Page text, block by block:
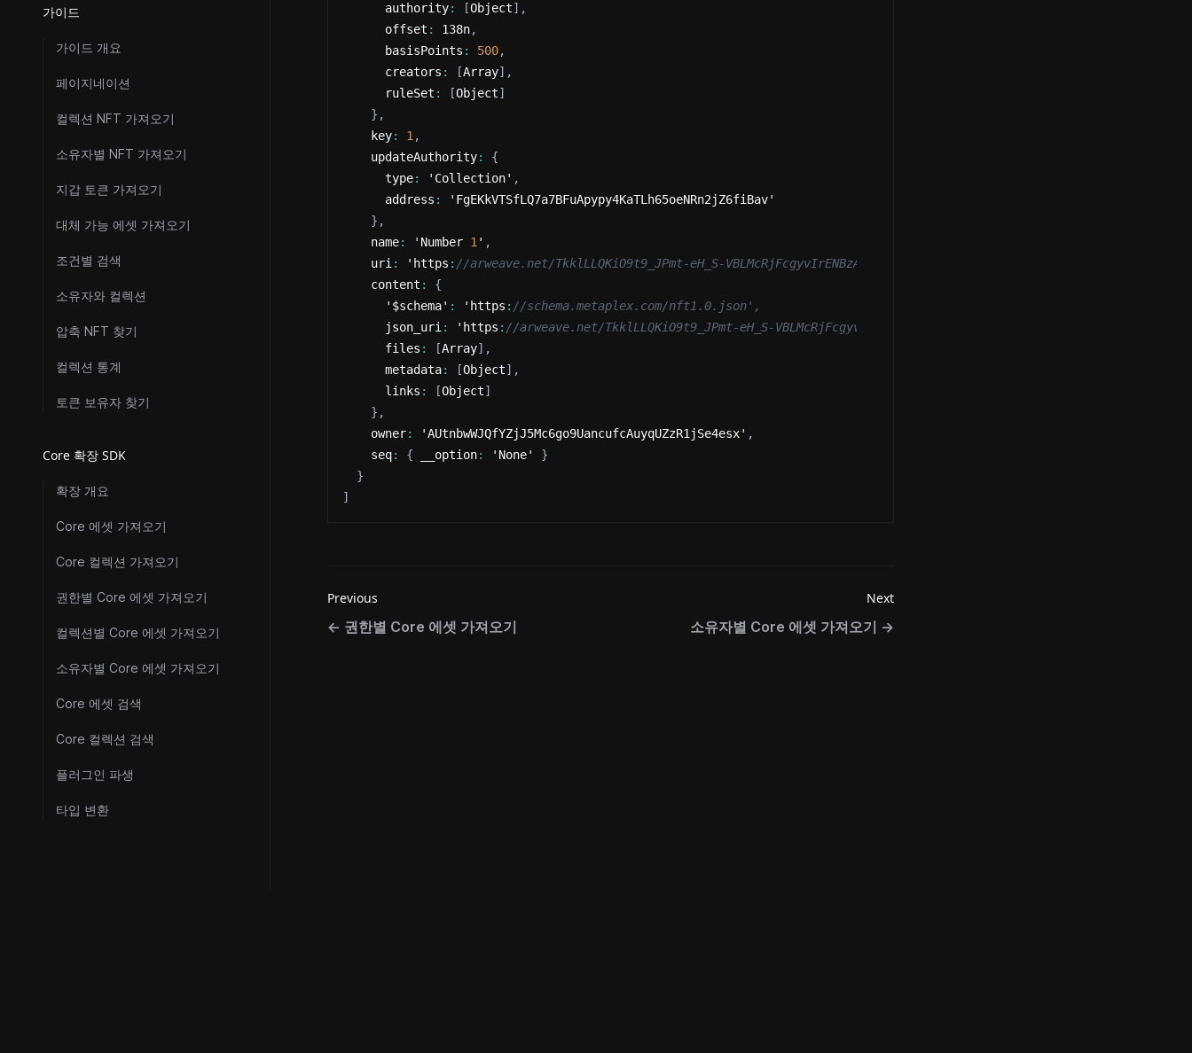
가이드
가이드 개요
페이지네이션
컬렉션 NFT 가져오기
소유자별 NFT 가져오기
지갑 토큰 가져오기
대체 가능 에셋 가져오기
조건별 검색
소유자와 컬렉션
압축 NFT 찾기
컬렉션 통계
토큰 보유자 찾기
Core 확장 SDK
확장 개요
Core 에셋 가져오기
Core 컬렉션 가져오기
권한별 Core 에셋 가져오기
컬렉션별 Core 에셋 가져오기
소유자별 Core 에셋 가져오기
Core 에셋 검색
Core 컬렉션 검색
플러그인 파생
타입 변환
      authority
: [Object] ,
      offset
: 138n,
      basisPoints
: 500,
      creators
: [Array] ,
      ruleSet
: [Object]
} ,
    key
: 1 ,
    updateAuthority
:
{
      type
: 'Collection' ,
      address
:
'FgEKkVTSfLQ7a7BFuApypy4KaTLh65oeNRn2jZ6fiBav'
} ,
    name
: 'Number 1 ' ,
    uri
: 'https : //arweave.net/TkklLLQKiO9t9_JPmt-eH_S-VBLMcRjFcgyvIrENBzA',
    content
:
{
      '$schema'
: 'https : //schema.metaplex.com/nft1.0.json',
      json_uri
: 'https : //arweave.net/TkklLLQKiO9t9_JPmt-eH_S-VBLMcRjFcgyvIrENBzA',
      files
: [Array] ,
      metadata
: [Object] ,
      links
: [Object]
} ,
    owner
: 'AUtnbwWJQfYZjJ5Mc6go9UancufcAuyqUZzR1jSe4esx' ,
    seq
: { __option: 'None' }
}
]
Previous
← 권한별 Core 에셋 가져오기
Next
소유자별 Core 에셋 가져오기 →